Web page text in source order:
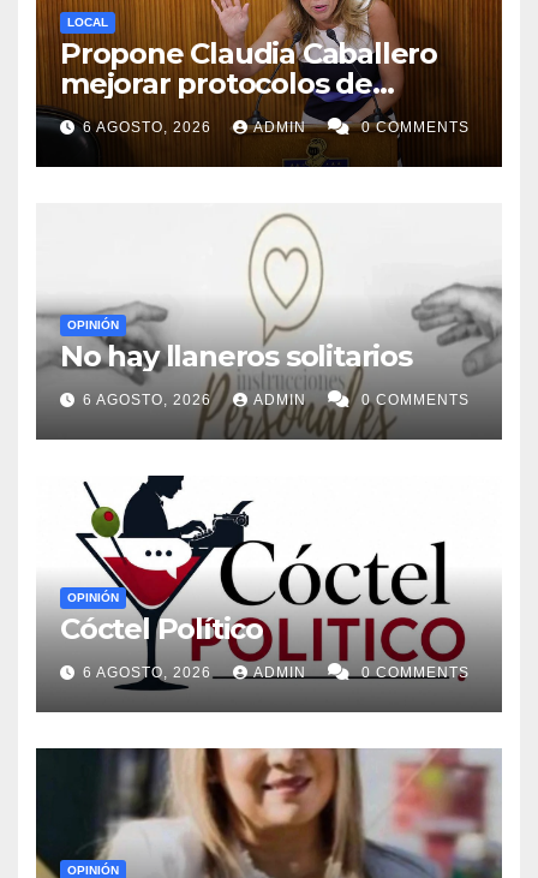
LOCAL
Propone Claudia Caballero
mejorar protocolos de
seguridad en planteles
educativos
6 AGOSTO, 2026 ADMIN 0 COMMENTS
OPINIÓN
No hay llaneros solitarios
6 AGOSTO, 2026 ADMIN 0 COMMENTS
OPINIÓN
Cóctel Político
6 AGOSTO, 2026 ADMIN 0 COMMENTS
OPINIÓN